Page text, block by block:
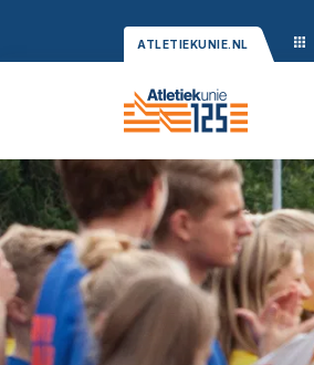
ATLETIEKUNIE.NL